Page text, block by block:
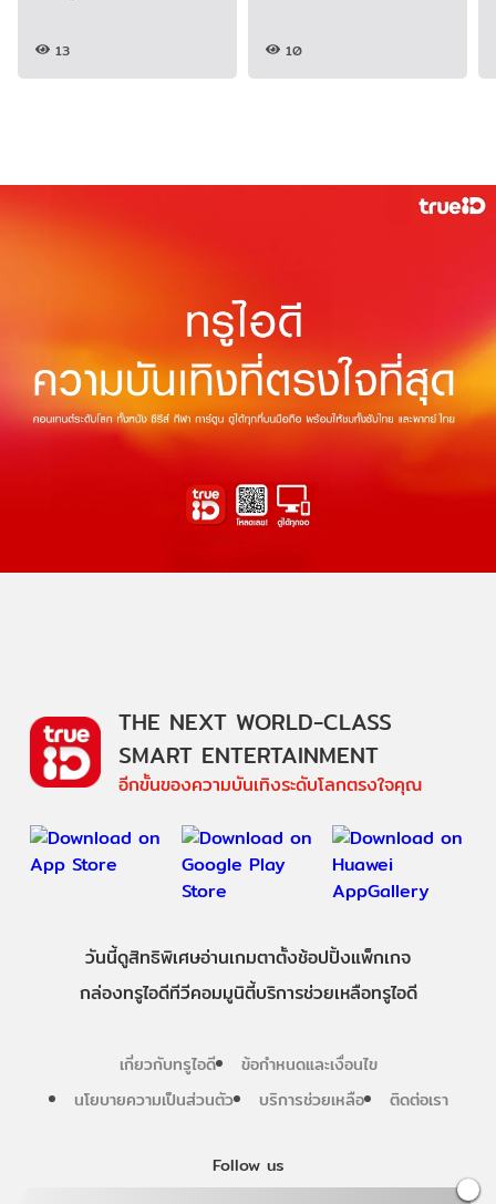
13 10
Follow us
THE NEXT WORLD-CLASS
SMART ENTERTAINMENT
อีกขั้นของความบันเทิงระดับโลกตรงใจคุณ
วันนี้ดูสิทธิพิเศษอ่านเกมตาตั้งช้อปปิ้งแพ็กเกจ
กล่องทรูไอดีทีวีคอมมูนิตี้บริการช่วยเหลือทรูไอดี
เกี่ยวกับทรูไอดี
ข้อกำหนดและเงื่อนไข
นโยบายความเป็นส่วนตัว
บริการช่วยเหลือ ติดต่อเรา